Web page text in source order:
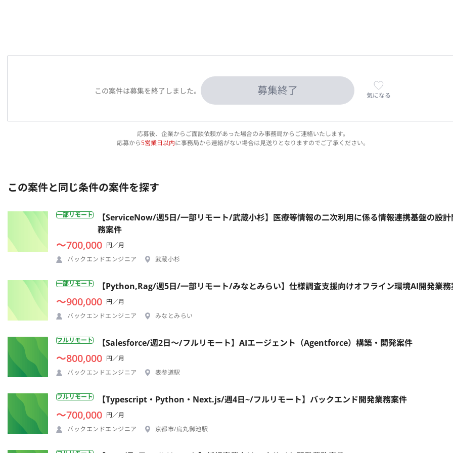
この案件は募集を終了しました。 募集終了 気になる
応募後、企業からご面談依頼があった場合のみ事務局からご連絡いたします。
応募から5営業日以内に事務局から連絡がない場合は見送りとなりますのでご了承ください。
この案件と同じ条件の案件を探す
一部リモート
【ServiceNow/週5日/一部リモート/武蔵小杉】医療等情報の二次利用に係る情報連携基盤の設
務案件
〜700,000 円／月
バックエンドエンジニア
武蔵小杉
一部リモート 【Python,Rag/週5日/一部リモート/みなとみらい】仕様調査支援向けオフライン環境AI開発業務
〜900,000 円／月
バックエンドエンジニア
みなとみらい
フルリモート 【Salesforce/週2日〜/フルリモート】AIエージェント（Agentforce）構築・開発案件
〜800,000 円／月
バックエンドエンジニア
表参道駅
フルリモート 【Typescript・Python・Next.js/週4日~/フルリモート】バックエンド開発業務案件
〜700,000 円／月
バックエンドエンジニア
京都市/烏丸御池駅